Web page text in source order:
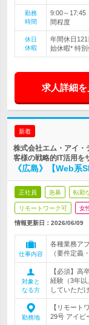
勤務
時間
9:00～17:45
間程度
休日
休暇
年間休日
始休暇* 特
求人詳細を
新着
株式会社エム・アイ・
客様の戦略的IT活用を
《広島》【Web
正社員 急募 転勤
リモートワーク可 女
情報更新日：2026/06/09
仕事内容
各種業務ア
（要件定義
対象と
なる方
【必須】高
経験（3年
していただ
勤務地
【リモート
29号 アイビ